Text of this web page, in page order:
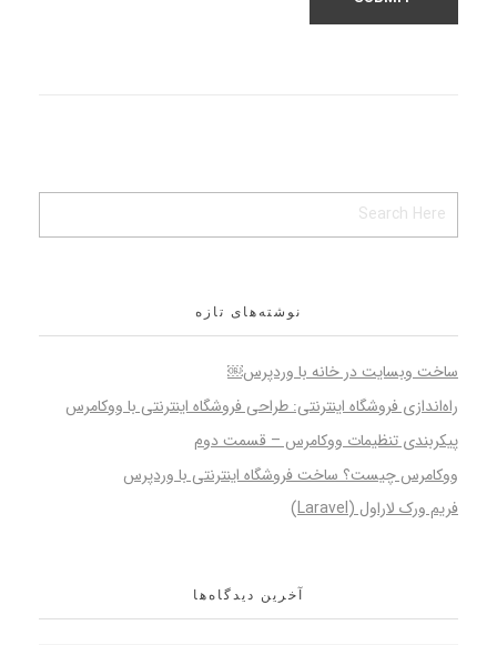
نوشته‌های تازه
ساخت وبسایت در خانه با وردپرس￼
راه‌اندازی فروشگاه اینترنتی: طراحی فروشگاه اینترنتی با ووکامرس
پیکربندی تنظیمات ووکامرس – قسمت دوم
ووکامرس چیست؟ ساخت فروشگاه اینترنتی با وردپرس
فریم ورک لاراول (Laravel)
آخرین دیدگاه‌ها